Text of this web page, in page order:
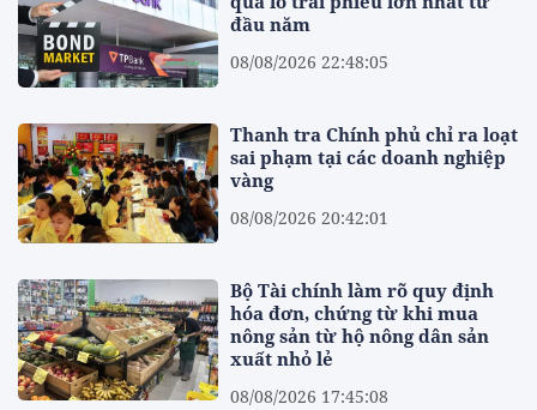
đầu năm
08/08/2026 22:48:05
Thanh tra Chính phủ chỉ ra loạt
sai phạm tại các doanh nghiệp
vàng
08/08/2026 20:42:01
Bộ Tài chính làm rõ quy định
hóa đơn, chứng từ khi mua
nông sản từ hộ nông dân sản
xuất nhỏ lẻ
08/08/2026 17:45:08